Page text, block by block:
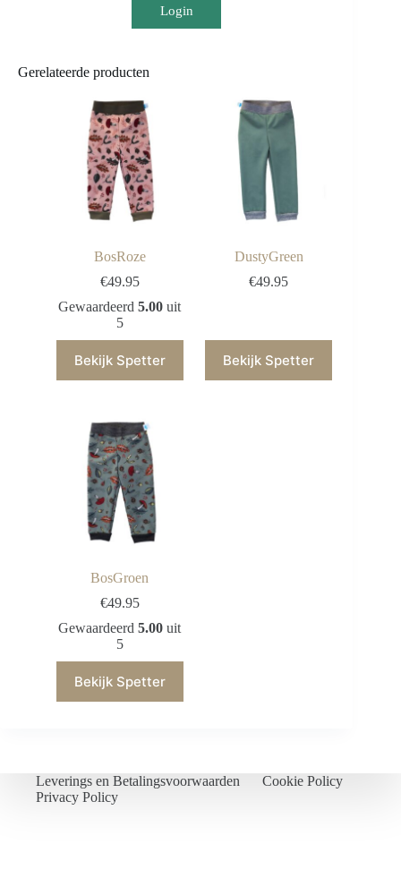
Login
Gerelateerde producten
BosRoze
€49.95
Gewaardeerd5.00 uit
5
Bekijk Spetter
DustyGreen
€49.95
Bekijk Spetter
BosGroen
€49.95
Gewaardeerd5.00 uit
5
Bekijk Spetter
Leverings en Betalingsvoorwaarden
Cookie Policy
Privacy Policy